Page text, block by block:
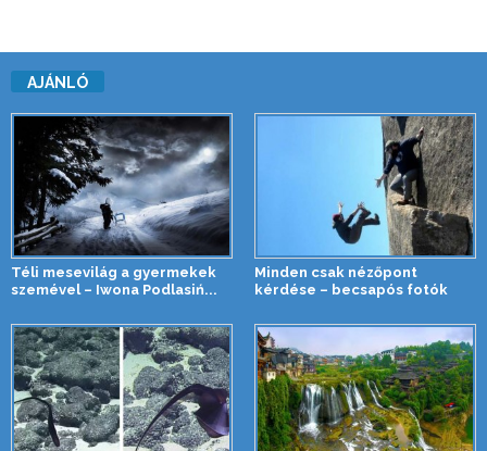
AJÁNLÓ
Téli mesevilág a gyermekek
szemével – Iwona Podlasiń...
Minden csak nézőpont
kérdése – becsapós fotók